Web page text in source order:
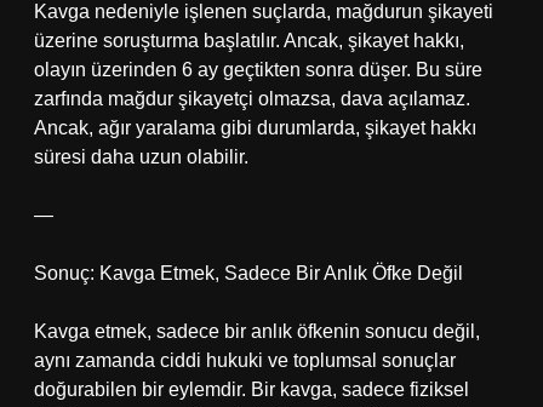
Kavga nedeniyle işlenen suçlarda, mağdurun şikayeti
üzerine soruşturma başlatılır. Ancak, şikayet hakkı,
olayın üzerinden 6 ay geçtikten sonra düşer. Bu süre
zarfında mağdur şikayetçi olmazsa, dava açılamaz.
Ancak, ağır yaralama gibi durumlarda, şikayet hakkı
süresi daha uzun olabilir.
—
Sonuç: Kavga Etmek, Sadece Bir Anlık Öfke Değil
Kavga etmek, sadece bir anlık öfkenin sonucu değil,
aynı zamanda ciddi hukuki ve toplumsal sonuçlar
doğurabilen bir eylemdir. Bir kavga, sadece fiziksel